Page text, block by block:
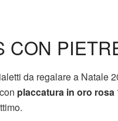
CON
da regalare a Natale
placcatura in oro rosa